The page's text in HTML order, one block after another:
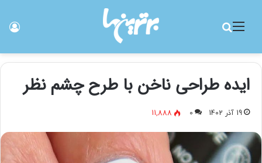
منو
ایده طراحی ناخن با طرح چشم نظر
19 آذر 1402 0
11,888